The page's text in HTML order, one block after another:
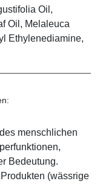
Oil,
Oil, Melaleuca
Ethylenediamine,
menschlichen
Bedeutung.
(wässrige